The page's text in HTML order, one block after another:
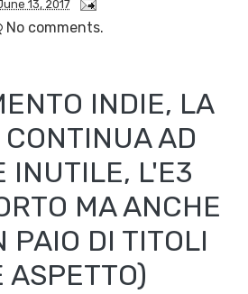
13, 2017
No comments.
INDIE, LA
AD
INUTILE, L'E3
MA ANCHE
PAIO DI TITOLI
ASPETTO)